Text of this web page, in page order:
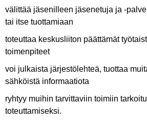
välittää jäsenilleen jäsenetuja ja -
tai itse tuottamiaan
toteuttaa keskusliiton päättämät
toimenpiteet
voi julkaista järjestölehteä, tuottaa
sähköistä informaatiota
ryhtyy muihin tarvittaviin toimiin
toteuttamiseksi.